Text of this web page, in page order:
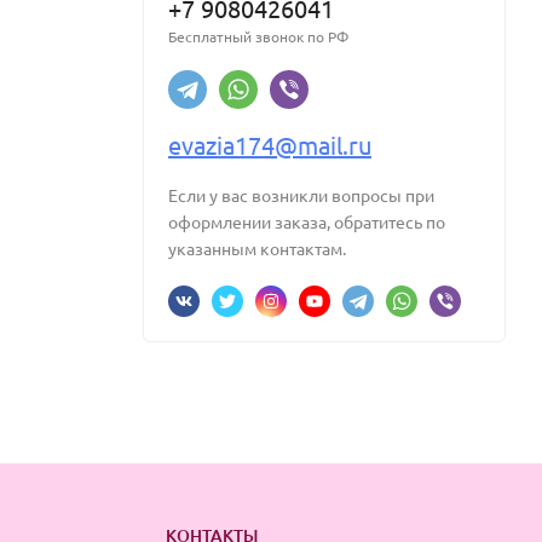
+7 9080426041
Бесплатный звонок по РФ
evazia174@mail.ru
Если у вас возникли вопросы при
оформлении заказа, обратитесь по
указанным контактам.
КОНТАКТЫ